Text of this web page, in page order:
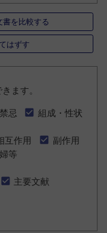
を比較する
はずす
ます。
禁忌
組成・性状
互作用
副作用
等
主要文献